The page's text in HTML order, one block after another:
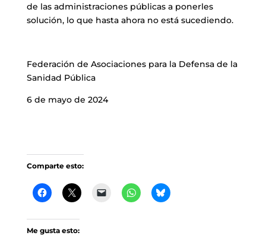
de las administraciones públicas a ponerles
solución, lo que hasta ahora no está sucediendo.
Federación de Asociaciones para la Defensa de la
Sanidad Pública
6 de mayo de 2024
Comparte esto:
Me gusta esto: